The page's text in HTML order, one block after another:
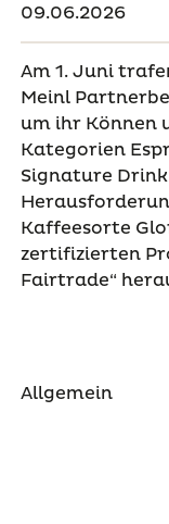
09.06.2026
Am 1. Juni
Meinl
um ihr Können
Kategorien
Signature
Kaffeesorte
zertifizierten
Fairtrade“
Allgemein